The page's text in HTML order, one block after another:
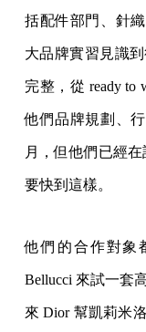
括配件部門、針
大品牌實習見識
完整，從 ready to
他們品牌規劃、
月，但他們已經
要快到這樣。
他們的合作對象
Bellucci 來試一套
來 Dior 幫凱莉米